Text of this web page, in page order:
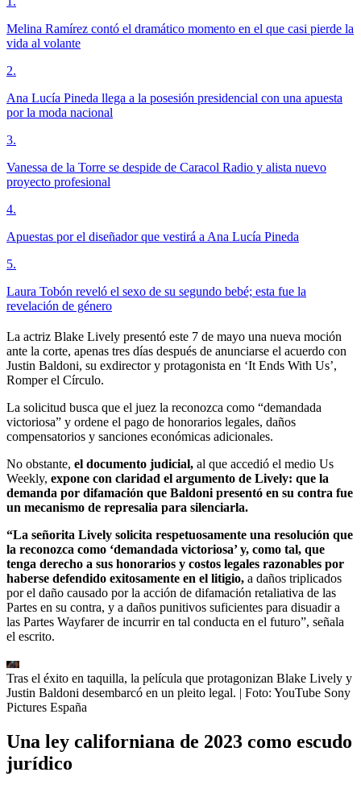
Melina Ramírez contó el dramático momento en el que casi pierde la
vida al volante
2.
Ana Lucía Pineda llega a la posesión presidencial con una apuesta
por la moda nacional
3.
Vanessa de la Torre se despide de Caracol Radio y alista nuevo
proyecto profesional
4.
Apuestas por el diseñador que vestirá a Ana Lucía Pineda
5.
Laura Tobón reveló el sexo de su segundo bebé; esta fue la
revelación de género
La actriz Blake Lively presentó este 7 de mayo una nueva moción
ante la corte, apenas tres días después de anunciarse el acuerdo con
Justin Baldoni, su exdirector y protagonista en ‘It Ends With Us’,
Romper el Círculo.
La solicitud busca que el juez la reconozca como “demandada
victoriosa” y ordene el pago de honorarios legales, daños
compensatorios y sanciones económicas adicionales.
No obstante, el documento judicial, al que accedió el medio Us
Weekly, expone con claridad el argumento de Lively: que la
demanda por difamación que Baldoni presentó en su contra fue
un mecanismo de represalia para silenciarla.
“La señorita Lively solicita respetuosamente una resolución que
la reconozca como ‘demandada victoriosa’ y, como tal, que
tenga derecho a sus honorarios y costos legales razonables por
haberse defendido exitosamente en el litigio, a daños triplicados
por el daño causado por la acción de difamación retaliativa de las
Partes en su contra, y a daños punitivos suficientes para disuadir a
las Partes Wayfarer de incurrir en tal conducta en el futuro”, señala
el escrito.
Tras el éxito en taquilla, la película que protagonizan Blake Lively y
Justin Baldoni desembarcó en un pleito legal. | Foto: YouTube Sony
Pictures España
Una ley californiana de 2023 como escudo
jurídico